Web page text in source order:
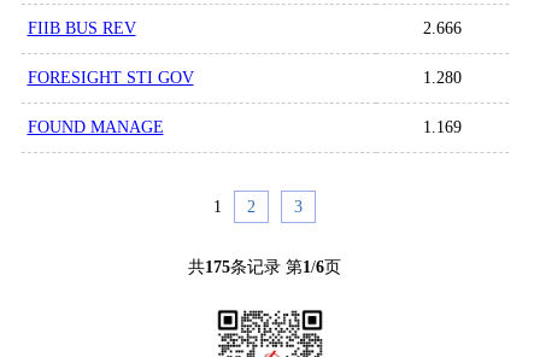
FIIB BUS REV 2.666
FORESIGHT STI GOV 1.280
FOUND MANAGE 1.169
1 2 3
共175条记录 第1/6页